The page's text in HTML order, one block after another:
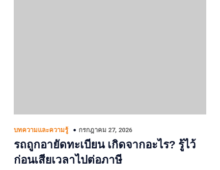
บทความและความรู้ กรกฎาคม 27, 2026
รถถูกอายัดทะเบียน เกิดจากอะไร? รู้ไว้
ก่อนเสียเวลาไปต่อภาษี